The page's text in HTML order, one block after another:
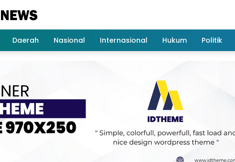
Daerah Nasional Internasional Hukum Politik